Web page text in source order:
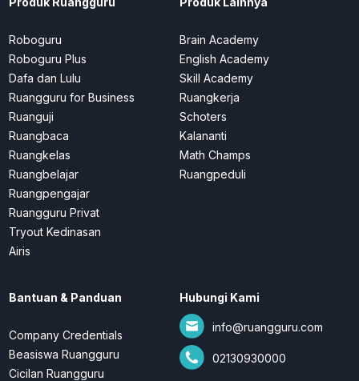
Roboguru
Roboguru Plus
Dafa dan Lulu
Ruangguru for Business
Ruanguji
Ruangbaca
Ruangkelas
Ruangbelajar
Ruangpengajar
Ruangguru Privat
Tryout Kedinasan
Airis
Brain Academy
English Academy
Skill Academy
Ruangkerja
Schoters
Kalananti
Math Champs
Ruangpeduli
Bantuan & Panduan
Company Credentials
Beasiswa Ruangguru
Cicilan Ruangguru
Hubungi Kami
info@ruangguru.com
02130930000